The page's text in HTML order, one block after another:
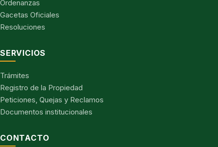
Ordenanzas
Gacetas Oficiales
Resoluciones
SERVICIOS
Trámites
Registro de la Propiedad
Peticiones, Quejas y Reclamos
Documentos institucionales
CONTACTO